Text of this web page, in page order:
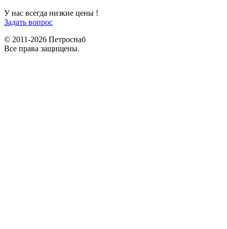
У нас всегда низкие цены !
Задать вопрос
© 2011-2026 Петроснаб
Все права защищены.